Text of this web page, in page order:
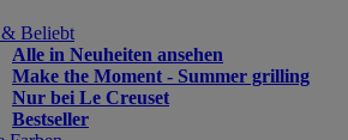
Beliebt
Alle in Neuheiten ansehen
Make the Moment - Summer grilling
Nur bei Le Creuset
Bestseller